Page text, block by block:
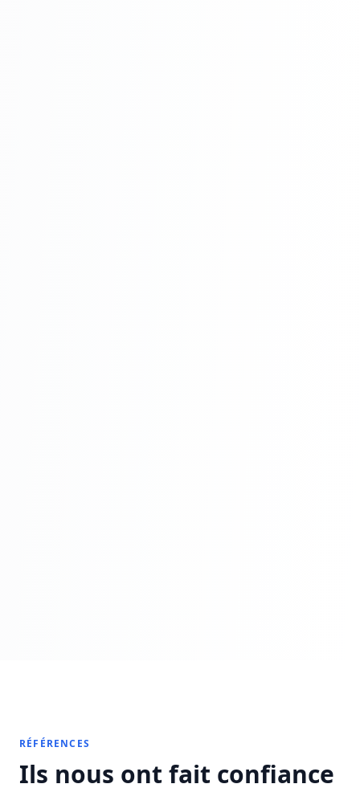
RÉFÉRENCES
Ils nous ont fait confiance